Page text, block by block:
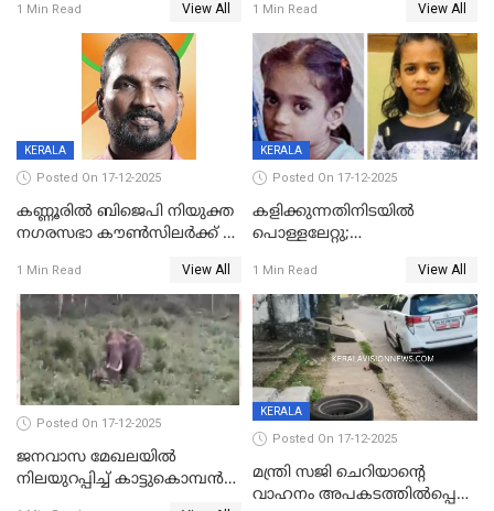
1 Min Read View All
കണ്ടോത്ത് ദേശീയ പാതയിൽ
1 Min Read View All
KERALA
Posted On 17-12-2025
കണ്ണൂരിൽ ബിജെപി നിയുക്ത
നഗരസഭാ കൗൺസിലർക്ക് 36
1 Min Read View All
KERALA
Posted On 17-12-2025
കളിക്കുന്നതിനിടയിൽ
പൊള്ളലേറ്റു;
ക്ലാസ് വിദ്യാർത്ഥിനി മരിച്ചു
1 Min Read View All
Posted On 17-12-2025
ജനവാസ മേഖലയില്‍
നിലയുറപ്പിച്ച് കാട്ടുകൊമ്പന്‍
KERALA
Posted On 17-12-2025
മന്ത്രി സജി ചെറിയാന്റെ
വാഹനം അപകടത്തിൽപ്പെട്ടു;